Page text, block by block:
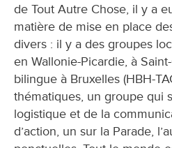
de Tout Autre Chose, il y a
matière de mise en place
divers : il y a des groupes
en Wallonie-Picardie, à
bilingue à Bruxelles (HBH-
thématiques, un groupe qui
logistique et de la
d’action, un sur la Parade,